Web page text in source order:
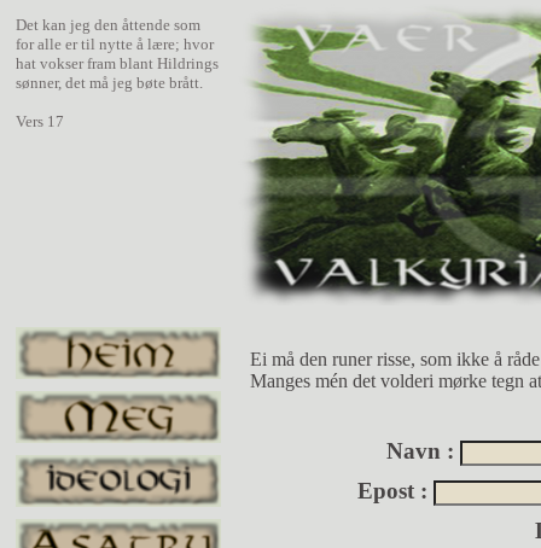
Det kan jeg den åttende som
for alle er til nytte å lære; hvor
hat vokser fram blant Hildrings
sønner, det må jeg bøte brått.
Vers 17
Ei må den runer risse, som ikke å
Manges mén det volderi mørke tegn
Navn :
Epost :